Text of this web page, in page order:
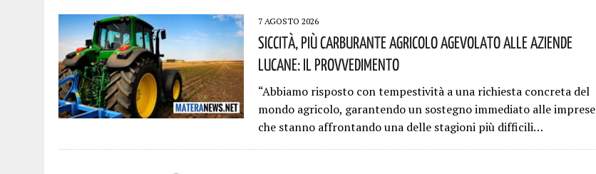
7 AGOSTO 2026
Siccità, Più Carburante Agricolo Agevolato Alle Aziende
Lucane: Il Provvedimento
“Abbiamo risposto con tempestività a una richiesta concreta del
mondo agricolo, garantendo un sostegno immediato alle imprese
che stanno affrontando una delle stagioni più difficili…